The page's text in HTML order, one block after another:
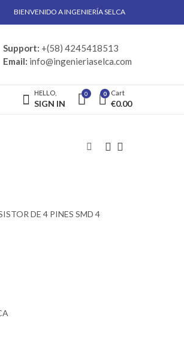
BIENVENIDO A INGENIERÍA SELCA
Support: +(58) 4245418513
Email: info@ingenieriaselca.com
HELLO,
SIGN IN
0 0 Cart
€0.00
DE 4 PINES SMD 4